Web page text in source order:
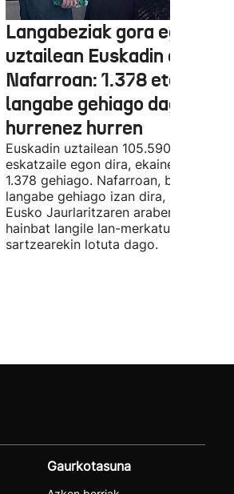
Langabeziak gora egin du
uztailean Euskadin eta
Nafarroan: 1.378 eta 534
langabe gehiago dago,
hurrenez hurren
Euskadin uztailean 105.590 enplegu-
eskatzaile egon dira, ekainean baino
1.378 gehiago. Nafarroan, berriz, 534
langabe gehiago izan dira, 28.843.
Eusko Jaurlaritzaren arabera, datu
hainbat langile lan-merkatuan
sartzearekin lotuta dago.
Gaurkotasuna